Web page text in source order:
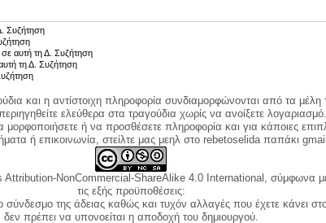
Συζήτηση
σε αυτή τη Δ. Συζήτηση
τη Δ. Συζήτηση
και η αντίστοιχη πληροφορία συνδιαμορφώνονται από τα μέλη
ελεύθερα στα τραγούδια χωρίς να ανοίξετε λογαριασμό.
ή να προσθέσετε πληροφορία και για κάποιες
ή επικοινωνία, στείλτε μας μεηλ στο rebetoselida παπάκι
NonCommercial-ShareAlike 4.0 International, σύμφωνα με
τις εξής προϋποθέσεις:
σύνδεσμο της άδειας καθώς και τυχόν αλλαγές που έχετε κάνει
δεν πρέπει να υπονοείται η αποδοχή του δημιουργού.